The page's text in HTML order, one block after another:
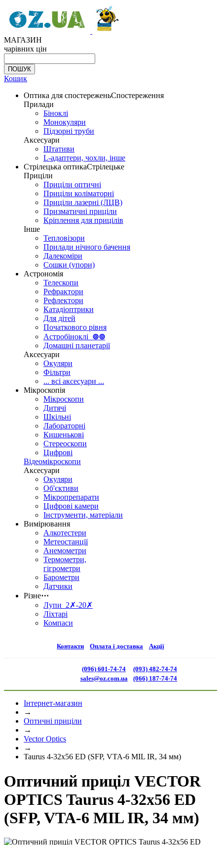
МАГАЗИН
чарівних цін
Кошик
Оптика для спостереженьСпостереження
Прилади
Біноклі
Монокуляри
Підзорні труби
Аксесуари
Штативи
L-адаптери, чохли, інше
Стрілецька оптикаСтрілецьке
Приціли
Приціли оптичні
Приціли коліматорні
Приціли лазерні (ЛЦВ)
Призматичні приціли
Кріплення для прицілів
Інше
Тепловізори
Прилади нічного бачення
Далекоміри
Сошки (упори)
Астрономія
Телескопи
Рефрактори
Рефлектори
Катадіоптрики
Для дітей
Початкового рівня
Астробіноклі ⊚⊚
Домашні планетарії
Аксесуари
Окуляри
Фільтри
... всі аксесуари ...
Мікроскопія
Мікроскопи
Дитячі
Шкільні
Лабораторні
Кишенькові
Стереоскопи
Цифрові
Відеомікроскопи
Аксесуари
Окуляри
Об'єктиви
Мікропрепарати
Цифрові камери
Інструменти, матеріали
Вимірювання
Алкотестери
Метеостанції
Анемометри
Термометри,
гігрометри
Барометри
Датчики
Різне⋯
Лупи 2✗-20✗
Ліхтарі
Компаси
Контакти Оплата і доставка Акції
(096) 601-74-74
sales@oz.com.ua
(093) 482-74-74
(066) 187-74-74
Інтернет-магазин
→
Оптичні приціли
→
Vector Optics
→
Taurus 4-32x56 ED (SFP, VTA-6 MIL IR, 34 мм)
Оптичний приціл VECTOR
OPTICS Taurus 4-32x56 ED
(SFP, VTA-6 MIL IR, 34 мм)